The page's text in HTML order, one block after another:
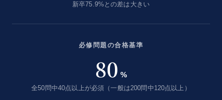
新卒75.9%との差は大きい
必修問題の合格基準
80 %
全50問中40点以上が必須（一般は200問中120点以上）